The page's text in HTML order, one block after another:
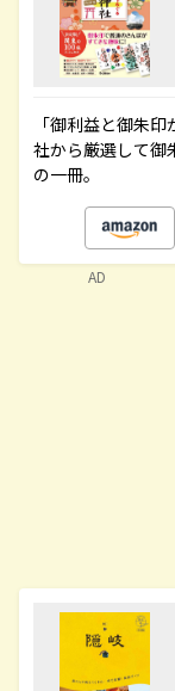
「御利益と御朱
社から厳選して御
の一冊。
AD